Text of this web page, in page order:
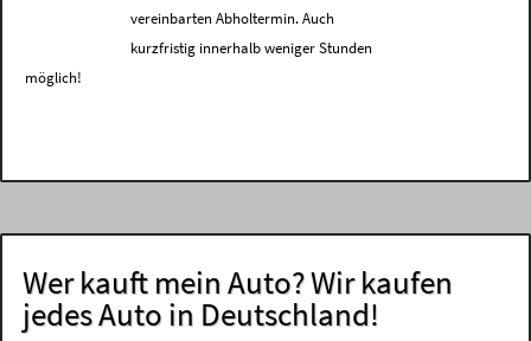
vereinbarten Abholtermin. Auch
kurzfristig innerhalb weniger Stunden
möglich!
Wer kauft mein Auto? Wir kaufen
jedes Auto in Deutschland!